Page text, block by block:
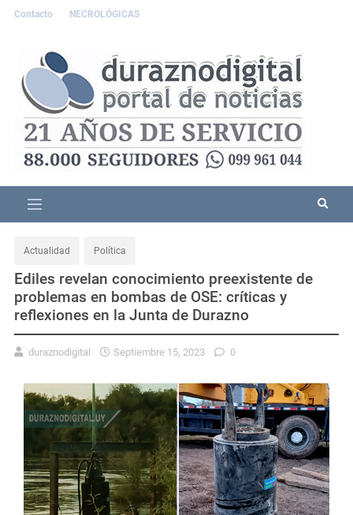
Contacto NECROLÓGICAS
Actualidad Política
Ediles revelan conocimiento preexistente de
problemas en bombas de OSE: críticas y
reflexiones en la Junta de Durazno
duraznodigital Septiembre 15, 2023 0